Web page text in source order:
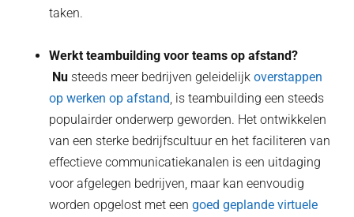
taken.
Werkt teambuilding voor teams op afstand?
‍ Nu steeds meer bedrijven geleidelijkoverstappen
op werken op afstand, is teambuilding een steeds
populairder onderwerp geworden. Het ontwikkelen
van een sterke bedrijfscultuur en het faciliteren van
effectieve communicatiekanalen is een uitdaging
voor afgelegen bedrijven, maar kan eenvoudig
worden opgelost met eengoed geplande virtuele